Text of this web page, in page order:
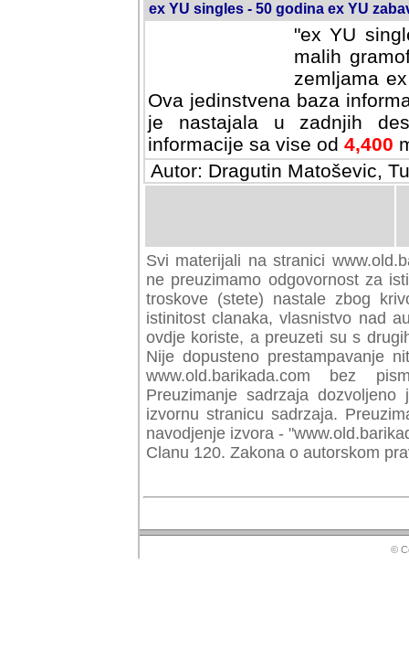
ex YU singles - 50 godina ex YU
"ex YU
malih
zemljama
Ova jedinstvena baza
je nastajala u zadnjih
informacije sa vise od 4,400
Autor: Dragutin Matoševic,
Svi materijali na stranici
preuzimamo odgovornost za
troskove (stete) nastale zbog
istinitost clanaka, vlasnistvo nad
ovdje koriste, a preuzeti su s
Nije dopusteno prestampavanje
www.old.barikada.com bez
Preuzimanje sadrzaja
izvornu stranicu sadrzaja.
navodjenje izvora -
Clanu 120. Zakona o autorskom
©